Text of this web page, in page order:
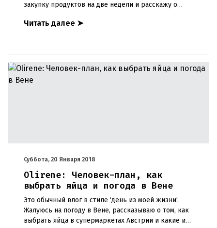
закупку продуктов на две недели и расскажу о
v=3GaNd_x81z8&t=678s О блоге O
Читать далее ➤
Суббота, 20 Января 2018
Olirene: Человек-план, как
выбрать яйца и погода в Вене
Это обычный влог в стиле ‘день из моей жизни’.
Жалуюсь на погоду в Вене, рассказываю о том, как
выбрать яйца в супермаркетах Австрии и какие их